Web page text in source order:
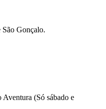
São Gonçalo.
(Só sábado e